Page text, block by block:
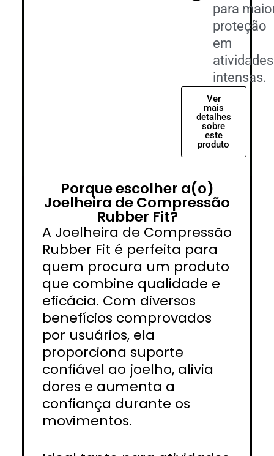
para
proteção
em
atividades
intensas.
Ver
mais
detalhes
sobre
este
produto
Porque escolher a(o)
Joelheira de Compressão
Rubber Fit?
A Joelheira de Compressão
Rubber Fit é perfeita para
quem procura um produto
que combine qualidade e
eficácia. Com diversos
benefícios comprovados
por usuários, ela
proporciona suporte
confiável ao joelho, alivia
dores e aumenta a
confiança durante os
movimentos.